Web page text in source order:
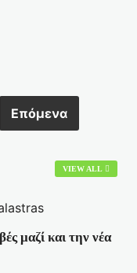
Επόμενα
VIEW ALL
μαζί και την νέα